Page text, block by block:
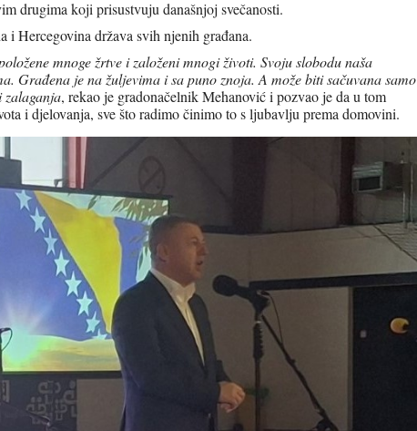
drugima koji prisustvuju današnjoj svečanosti.
i Hercegovina država svih njenih građana.
mnoge žrtve i založeni mnogi životi. Svoju slobodu naša
Građena je na žuljevima i sa puno znoja. A može biti sačuvana samo
zalaganja, rekao je gradonačelnik Mehanović i pozvao je da u tom
i djelovanja, sve što radimo činimo to s ljubavlju prema domovini.